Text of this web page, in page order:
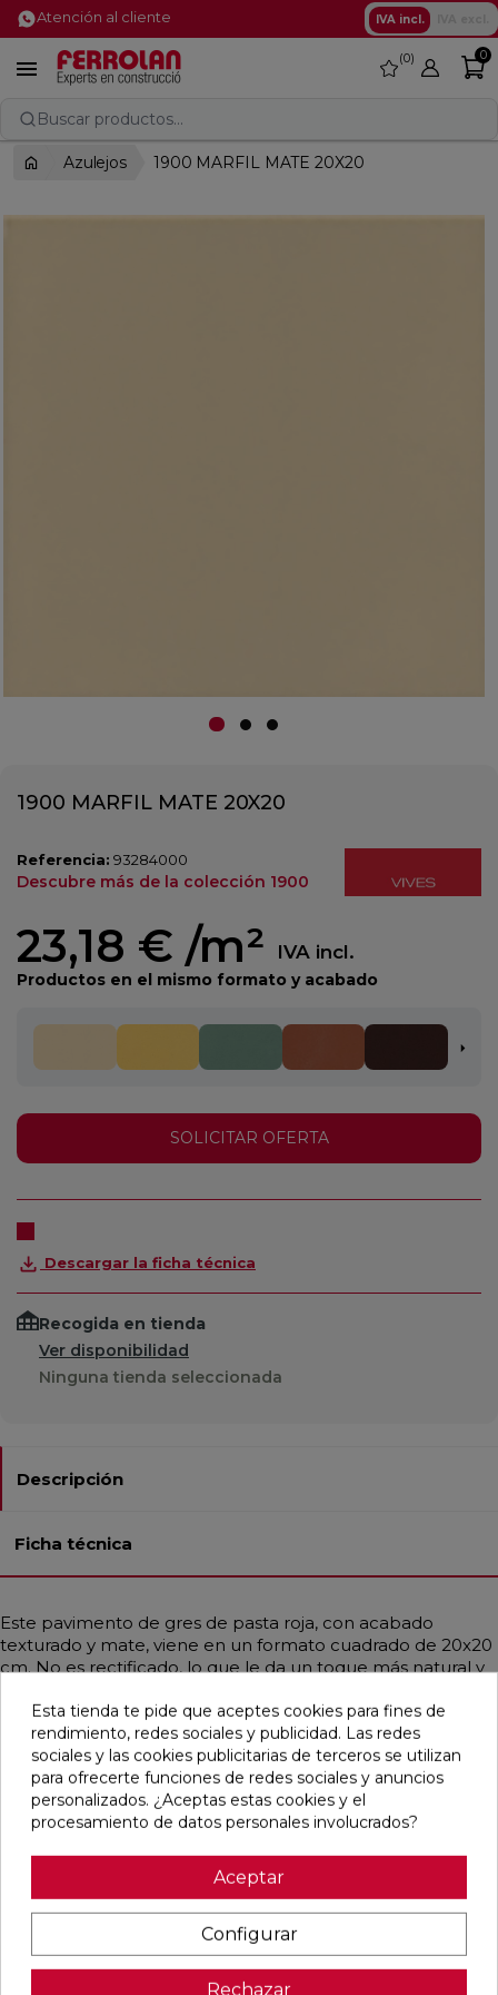
Atención al cliente IVA incl.
 favorite
0 0
Buscar productos...
Azulejos 1900 MARFIL MATE 20X20
1900 MARFIL MATE 20X20
Referencia: 93284000
Descubre más de la colección 1900
23,18 € /m² IVA incl.
Productos en el mismo formato y acabado
SOLICITAR OFERTA
Descargar la ficha técnica
Recogida en tienda
Ver disponibilidad
Ninguna tienda seleccionada
Descripción
Ficha técnica
Este pavimento de gres de pasta roja, con acabado
texturado y mate, viene en un formato cuadrado de 20x20
cm. No es rectificado, lo que le da un toque más natural y
residenciales, decorativos y comerciales. Su estilo rústico y
artesanal, con un aire vintage e industrial, emula un
monocolor en tonos arena, aportando calidez y carácter a
cualquier ambiente.
Pensamos que te puede interesar
favorite
Esta tienda te pide que aceptes cookies para fines de
rendimiento, redes sociales y publicidad. Las redes
sociales y las cookies publicitarias de terceros se utilizan
para ofrecerte funciones de redes sociales y anuncios
personalizados. ¿Aceptas estas cookies y el
procesamiento de datos personales involucrados?
Aceptar
Configurar
Rechazar